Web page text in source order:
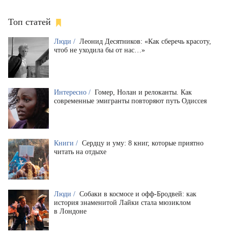
Топ статей
Люди / Леонид Десятников: «Как сберечь красоту,
чтоб не уходила бы от нас…»
Интересно / Гомер, Нолан и релоканты. Как
современные эмигранты повторяют путь Одиссея
Книги / Сердцу и уму: 8 книг, которые приятно
читать на отдыхе
Люди / Собаки в космосе и офф-Бродвей: как
история знаменитой Лайки стала мюзиклом
в Лондоне